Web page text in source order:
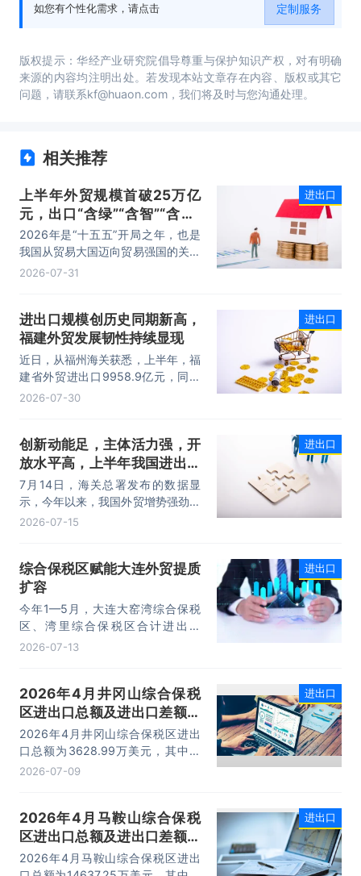
国进出口贸易行业发展战略及规划建议。
如您有个性化需求，请点击 定制服务
版权提示：华经产业研究院倡导尊重与保护知识产权，对有明确
来源的内容均注明出处。若发现本站文章存在内容、版权或其它
问题，请联系kf@huaon.com，我们将及时与您沟通处理。
相关推荐
上半年外贸规模首破25万亿
元，出口“含绿”“含智”“含新”
量稳步攀升
2026年是“十五五”开局之年，也是
我国从贸易大国迈向贸易强国的关键
时期。上半年，我国进出口规模历史
品为代表的高附加值产品出口占比显
著提升，成为外贸提质增效的核心引
擎，为加快建设贸易强国注入了强劲
动力。
2026-07-31
进出口
进出口规模创历史同期新高，
福建外贸发展韧性持续显现
近日，从福州海关获悉，上半年，福
建省外贸进出口9958.9亿元，同比
增长8.2%。其中，出口5740.1亿
进口规模均创历史同期新高，外贸运
行呈现“稳中有进，进中提质”的良好
态势。
2026-07-30
进出口
创新动能足，主体活力强，开
放水平高，上半年我国进出口
规模首次突破25万亿元
7月14日，海关总署发布的数据显
示，今年以来，我国外贸增势强劲、
走势稳健。据海关统计，今年上半
14.73万亿元，增长13.4%，进口
10.74万亿元，增长22.1%。
2026-07-15
进出口
综合保税区赋能大连外贸提质
扩容
今年1—5月，大连大窑湾综合保税
区、湾里综合保税区合计进出口
332.22亿元，同比增长21%，占大
台。
2026-07-13
进出口
2026年4月井冈山综合保税
区进出口总额及进出口差额统
计分析
2026年4月井冈山综合保税区进出
口总额为3628.99万美元，其中：
出口额为1562.95万美元，进口额为
2026-07-09
进出口
2026年4月马鞍山综合保税
区进出口总额及进出口差额统
计分析
2026年4月马鞍山综合保税区进出
进出口